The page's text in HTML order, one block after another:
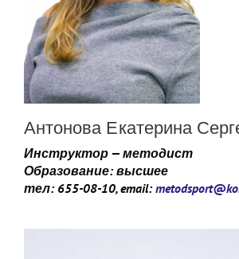
Антонова Екатерина
Инструктор — методист
Образование: высшее
тел: 655-08-10, email: